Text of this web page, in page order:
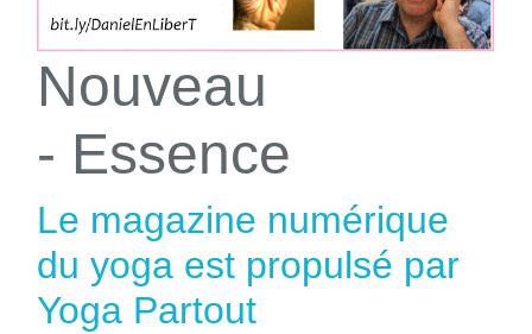
Nouveau
- Essence
Le magazine numérique
du yoga est propulsé par
Yoga Partout